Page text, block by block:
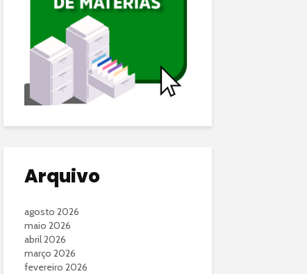
Arquivo
agosto 2026
maio 2026
abril 2026
março 2026
fevereiro 2026